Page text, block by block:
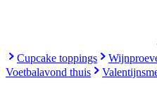
Cupcake toppings
Voetbalavond thuis